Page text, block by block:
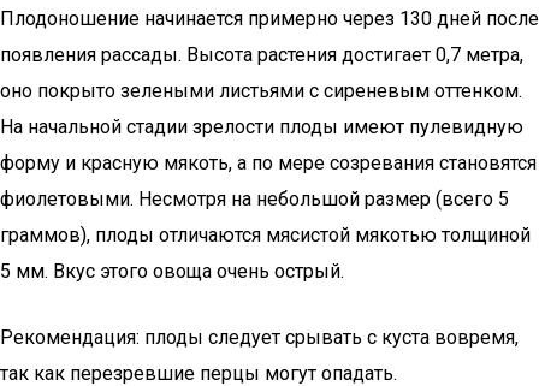
Плодоношение начинается примерно через 130 дней после
появления рассады. Высота растения достигает 0,7 метра,
оно покрыто зелеными листьями с сиреневым оттенком.
На начальной стадии зрелости плоды имеют пулевидную
форму и красную мякоть, а по мере созревания становятся
фиолетовыми. Несмотря на небольшой размер (всего 5
граммов), плоды отличаются мясистой мякотью толщиной
5 мм. Вкус этого овоща очень острый.
Рекомендация: плоды следует срывать с куста вовремя,
так как перезревшие перцы могут опадать.